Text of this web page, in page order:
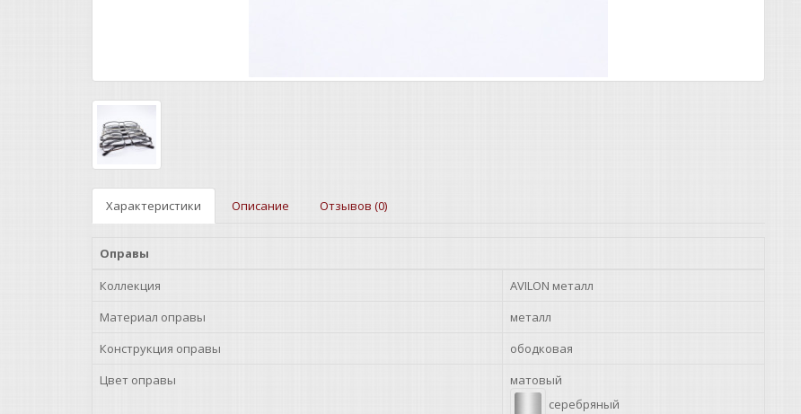
Характеристики Описание Отзывов (0)
Оправы
Коллекция
AVILON металл
Материал оправы
металл
Конструкция оправы
ободковая
Цвет оправы
матовый
серебряный